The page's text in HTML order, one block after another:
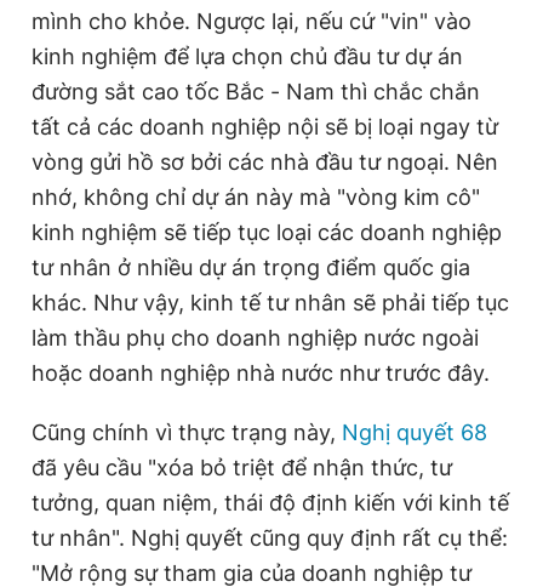
mình cho khỏe. Ngược lại, nếu cứ "vin" vào
kinh nghiệm để lựa chọn chủ đầu tư dự án
đường sắt cao tốc Bắc - Nam thì chắc chắn
tất cả các doanh nghiệp nội sẽ bị loại ngay từ
vòng gửi hồ sơ bởi các nhà đầu tư ngoại. Nên
nhớ, không chỉ dự án này mà "vòng kim cô"
kinh nghiệm sẽ tiếp tục loại các doanh nghiệp
tư nhân ở nhiều dự án trọng điểm quốc gia
khác. Như vậy, kinh tế tư nhân sẽ phải tiếp tục
làm thầu phụ cho doanh nghiệp nước ngoài
hoặc doanh nghiệp nhà nước như trước đây.
Cũng chính vì thực trạng này, Nghị quyết 68
đã yêu cầu "xóa bỏ triệt để nhận thức, tư
tưởng, quan niệm, thái độ định kiến với kinh tế
tư nhân". Nghị quyết cũng quy định rất cụ thể:
"Mở rộng sự tham gia của doanh nghiệp tư